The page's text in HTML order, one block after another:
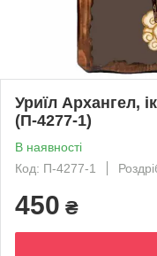
Уриїл Архангел,
(П-4277-1)
В наявності
Код: П-4277-1
450 ₴